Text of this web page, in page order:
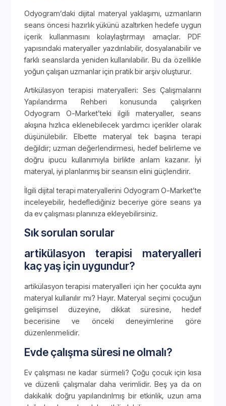
Odyogram’daki dijital materyal yaklaşımı, uzmanların
seans öncesi hazırlık yükünü azaltırken hedefe uygun
içerik kullanmasını kolaylaştırmayı amaçlar. PDF
yapısındaki materyaller yazdırılabilir, dosyalanabilir ve
farklı seanslarda yeniden kullanılabilir. Bu da özellikle
yoğun çalışan uzmanlar için pratik bir arşiv oluşturur.
Artikülasyon terapisi materyalleri: Ses Çalışmalarını
Yapılandırma Rehberi konusunda çalışırken
Odyogram O-Market’teki ilgili materyaller, seans
akışına hızlıca eklenebilecek yardımcı içerikler olarak
düşünülebilir. Elbette materyal tek başına terapi
değildir; uzman değerlendirmesi, hedef belirleme ve
doğru ipucu kullanımıyla birlikte anlam kazanır. İyi
materyal, iyi planlanmış bir seansın elini güçlendirir.
İlgili dijital terapi materyallerini Odyogram O-Market’te
inceleyebilir, hedeflediğiniz beceriye göre seans ya
da ev çalışması planınıza ekleyebilirsiniz.
Sık sorulan sorular
artikülasyon terapisi materyalleri
kaç yaş için uygundur?
artikülasyon terapisi materyalleri için her çocukta aynı
materyal kullanılır mı? Hayır. Materyal seçimi çocuğun
gelişimsel düzeyine, dikkat süresine, hedef
becerisine ve önceki deneyimlerine göre
düzenlenmelidir.
Evde çalışma süresi ne olmalı?
Ev çalışması ne kadar sürmeli? Çoğu çocuk için kısa
ve düzenli çalışmalar daha verimlidir. Beş ya da on
dakikalık doğru yapılandırılmış bir etkinlik, uzun ama